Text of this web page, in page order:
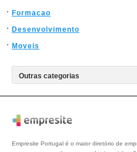
Formacao
Desenvolvimento
Moveis
Empresite Portugal é o maior diretório de